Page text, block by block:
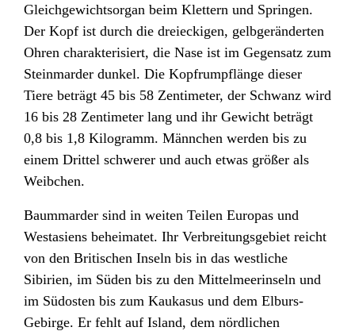
Gleichgewichtsorgan beim Klettern und Springen.
Der Kopf ist durch die dreieckigen, gelbgeränderten
Ohren charakterisiert, die Nase ist im Gegensatz zum
Steinmarder dunkel. Die Kopfrumpflänge dieser
Tiere beträgt 45 bis 58 Zentimeter, der Schwanz wird
16 bis 28 Zentimeter lang und ihr Gewicht beträgt
0,8 bis 1,8 Kilogramm. Männchen werden bis zu
einem Drittel schwerer und auch etwas größer als
Weibchen.
Baummarder sind in weiten Teilen Europas und
Westasiens beheimatet. Ihr Verbreitungsgebiet reicht
von den Britischen Inseln bis in das westliche
Sibirien, im Süden bis zu den Mittelmeerinseln und
im Südosten bis zum Kaukasus und dem Elburs-
Gebirge. Er fehlt auf Island, dem nördlichen